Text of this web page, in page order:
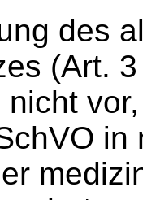
des
(Art.